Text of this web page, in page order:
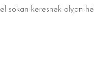
sokan keresnek olyan